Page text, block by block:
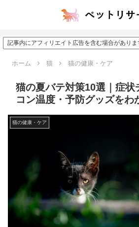
記事内にアフィリエイト広告を含む場合がありま
ホーム 猫 猫の健康・ケア
猫の夏バテ対策10選｜症状
コン温度・予防グッズをわ
猫の健康・ケア